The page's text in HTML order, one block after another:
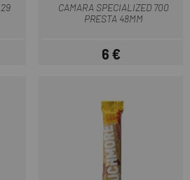
CAMARA SPECIALIZED 700
PRESTA 48MM
Preu
6 €